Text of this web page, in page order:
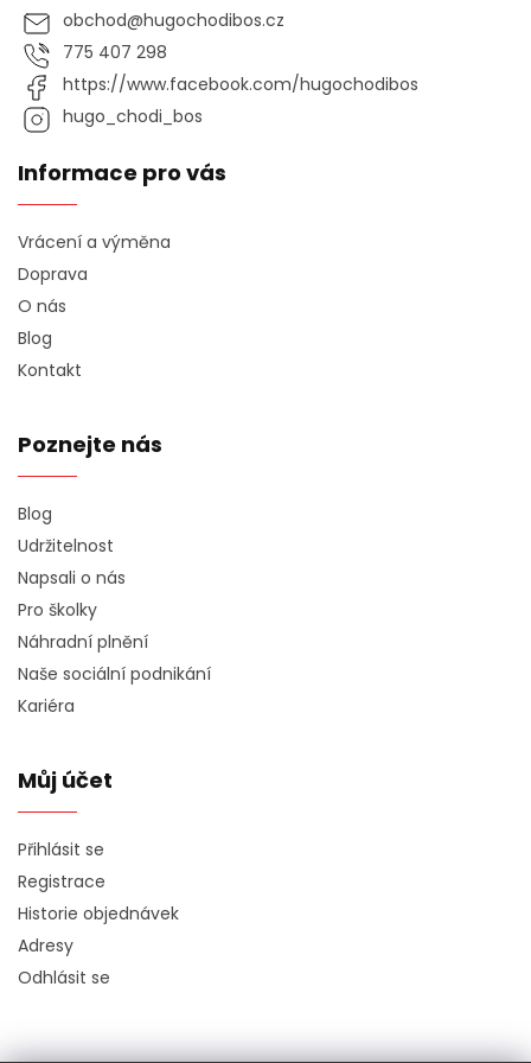
obchod@hugochodibos.cz
775 407 298
https://www.facebook.com/hugochodibos
hugo_chodi_bos
Informace pro vás
Vrácení a výměna
Doprava
O nás
Blog
Kontakt
Poznejte nás
Blog
Udržitelnost
Napsali o nás
Pro školky
Náhradní plnění
Naše sociální podnikání
Kariéra
Můj účet
Přihlásit se
Registrace
Historie objednávek
Adresy
Odhlásit se